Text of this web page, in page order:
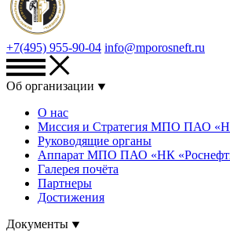
+7(495) 955-90-04 info@mporosneft.ru
Об организации
О нас
Миссия и Стратегия МПО ПАО
Руководящие органы
Аппарат МПО ПАО «НК
Галерея почёта
Партнеры
Достижения
Документы